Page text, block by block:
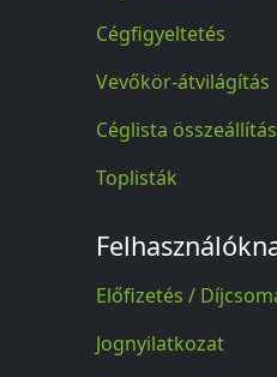
Cégfigyeltetés
Vevőkör-átvilágítás
Céglista
Toplisták
Előfizetés /
Jognyilatkozat